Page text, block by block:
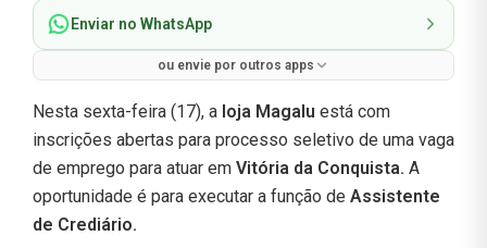
Enviar no WhatsApp
ou envie por outros apps
Nesta sexta-feira (17), a loja Magalu está com
inscrições abertas para processo seletivo de uma vaga
de emprego para atuar em Vitória da Conquista. A
oportunidade é para executar a função de Assistente
de Crediário.